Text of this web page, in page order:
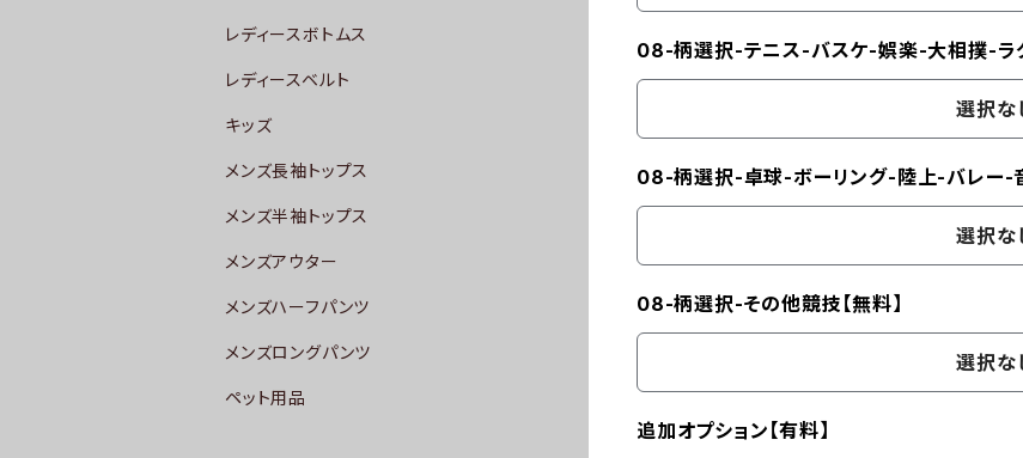
08-柄選択-テニス-バスケ-娯楽-大相撲-ラグ
選択な
08-柄選択-卓球-ボーリング-陸上-バレー-音
選択な
08-柄選択-その他競技【無料】
選択な
追加オプション【有料】
レディースボトムス
レディースベルト
キッズ
メンズ長袖トップス
メンズ半袖トップス
メンズアウター
メンズハーフパンツ
メンズロングパンツ
ペット用品